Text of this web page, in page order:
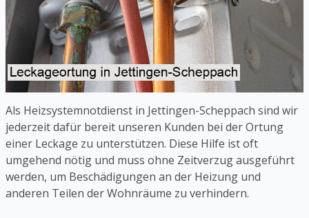
Als Heizsystemnotdienst in Jettingen-Scheppach sind wir
jederzeit dafür bereit unseren Kunden bei der Ortung
einer Leckage zu unterstützen. Diese Hilfe ist oft
umgehend nötig und muss ohne Zeitverzug ausgeführt
werden, um Beschädigungen an der Heizung und
anderen Teilen der Wohnräume zu verhindern.